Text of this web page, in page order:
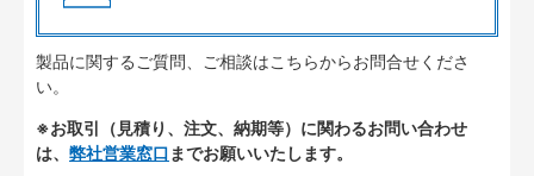
製品に関するご質問、ご相談はこちらからお問合せくださ
い。
※お取引（見積り、注文、納期等）に関わるお問い合わせ
は、 弊社営業窓口 までお願いいたします。